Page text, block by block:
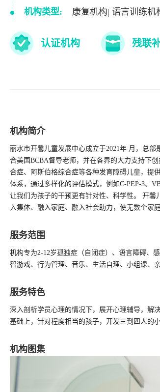
机构类型:
康复机构| 语言训练机
认证机构 残联
机构简介
丽水市开馨儿童发展中心成立于2021年 月，总
合美国BCBA督导老师，并在各界的大力支持下
合症、阿斯伯格综合症等各种发育障碍儿童，提
体系，通过多样化的评估模式，例如C-PEP-3、
让我们为孩子的干预更有针对性、科学性。 开
入集体、融入家庭、融入社会助力，使无数个家
服务范围
机构专为2-12岁孤独症（自闭症）、语言障碍、
智游戏、行为管理、音乐、生活自理、小组课、
服务特色
深入剖析学员心理的情况下，展开心理辅导，解
基础上，针对程度相当的孩子，开发三到四人的
机构图集